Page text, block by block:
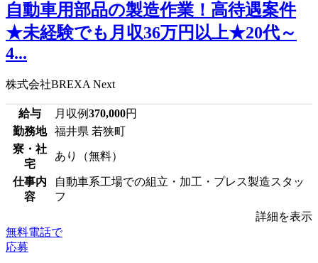
自動車用部品の製造作業！高待遇案件
★未経験でも月収36万円以上★20代～
4...
株式会社BREXA Next
給与 月収例370,000円
勤務地
福井県 若狭町
寮・社
宅
あり（無料）
仕事内
容
自動車系工場での組立・加工・プレス製造スタッ
フ
詳細を表示
無料電話で
応募